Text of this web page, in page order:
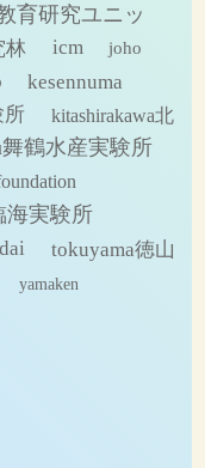
育研究ユニッ
林 icm joho
kesennuma
所
kitashirakawa北
舞鶴水産実験所
海実験所
tokuyama徳山
yamaken